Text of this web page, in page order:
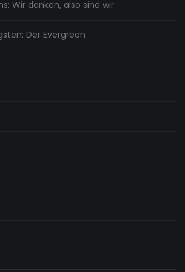
Wir denken, also sind wir
Der Evergreen